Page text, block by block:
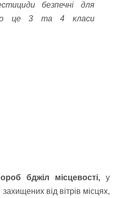
безпечні для
це 3 та 4 класи
бджіл місцевості, у
від вітрів місцях,